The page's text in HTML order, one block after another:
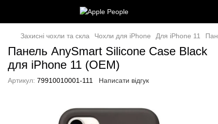
Захисні чохли та скла Чохли для iPhone Для iPhone 11
Панель AnySmart Silicone Case Black
для iPhone 11 (OEM)
Артикул: 79910010001-111 Написати відгук